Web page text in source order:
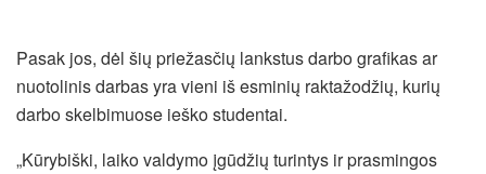
Pasak jos, dėl šių priežasčių lankstus darbo grafikas ar
nuotolinis darbas yra vieni iš esminių raktažodžių, kurių
darbo skelbimuose ieško studentai.
„Kūrybiški, laiko valdymo įgūdžių turintys ir prasmingos